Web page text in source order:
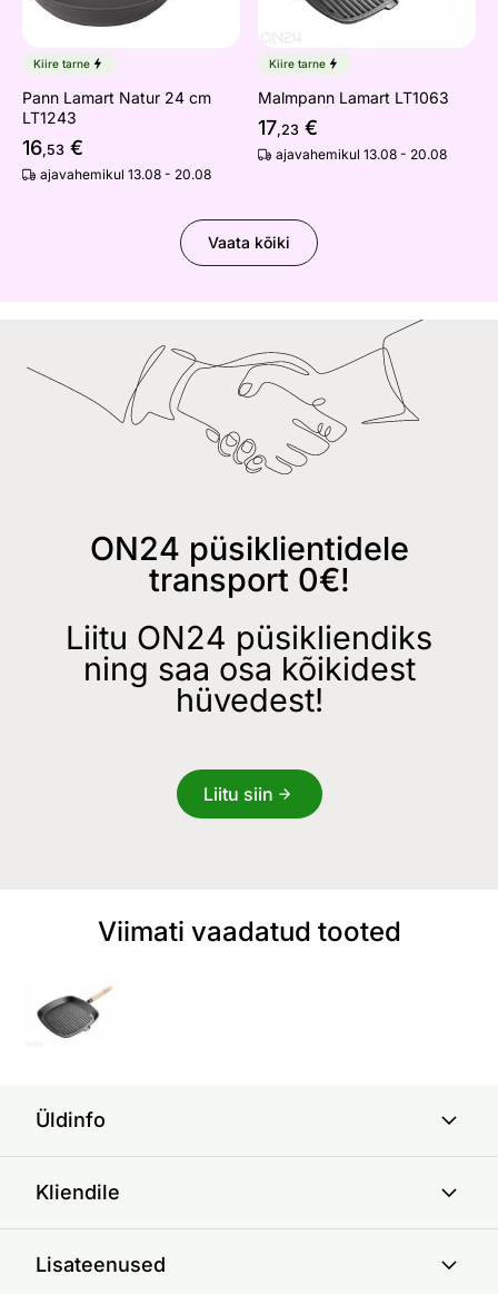
Kiire tarne
Pann Lamart Natur 24 cm
LT1243
16,53 €
ajavahemikul 13.08 - 20.08
Kiire tarne
Malmpann Lamart LT1063
17,23 €
ajavahemikul 13.08 - 20.08
Vaata kõiki
ON24 püsiklientidele
transport 0€!
Liitu ON24 püsikliendiks
ning saa osa kõikidest
hüvedest!
Liitu siin
Viimati vaadatud tooted
Üldinfo
Kliendile
Lisateenused